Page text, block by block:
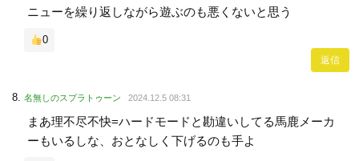
ニューを繰り返しながら遊ぶのも悪くないと思う
0
返信
名無しのスプラトゥーン 2024.12.5 08:31
まあ理不尽不快=ハードモードと勘違いしてる馬鹿メーカ
ーもいるしな、おとなしく下げるのも手よ